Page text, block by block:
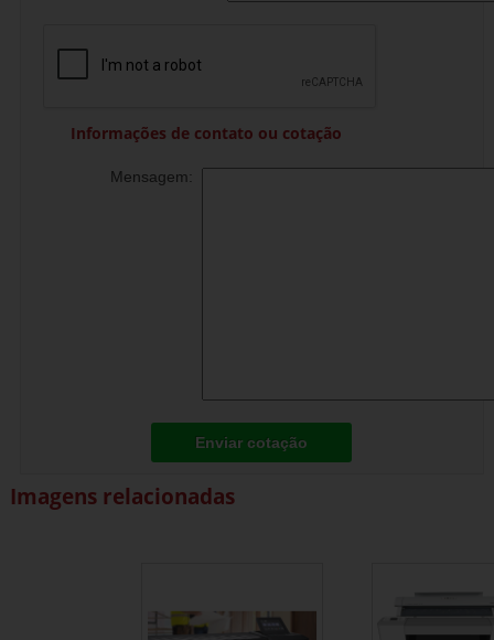
Informações de contato ou cotação
Mensagem:
Enviar cotação
Imagens relacionadas